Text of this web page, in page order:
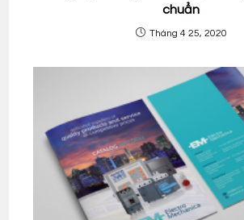
chuẩn
Tháng 4 25, 2020